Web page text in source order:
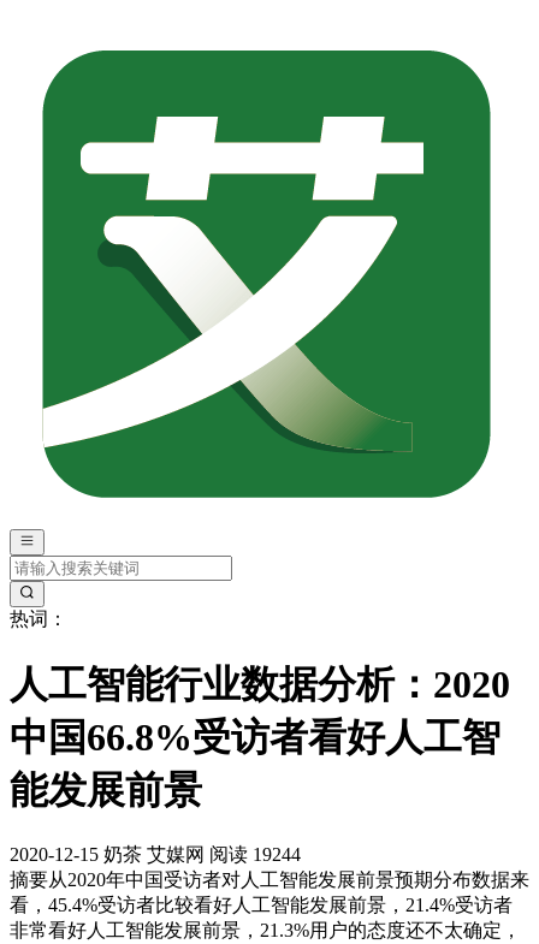
热词：
人工智能行业数据分析：2020
中国66.8%受访者看好人工智
能发展前景
2020-12-15 奶茶 艾媒网 阅读 19244
摘要从2020年中国受访者对人工智能发展前景预期分布数据来
看，45.4%受访者比较看好人工智能发展前景，21.4%受访者
非常看好人工智能发展前景，21.3%用户的态度还不太确定，